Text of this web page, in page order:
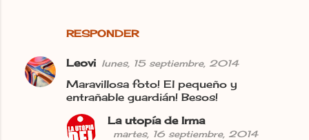
RESPONDER
Leovi lunes, 15 septiembre, 2014
Maravillosa foto! El pequeño y
entrañable guardián! Besos!
La utopía de Irma
martes, 16 septiembre, 2014